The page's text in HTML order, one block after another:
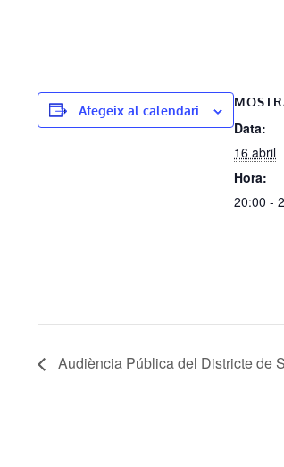
Afegeix al calendari
Data:
16 abril
Hora:
20:00 -
Audiència Pública del Districte de